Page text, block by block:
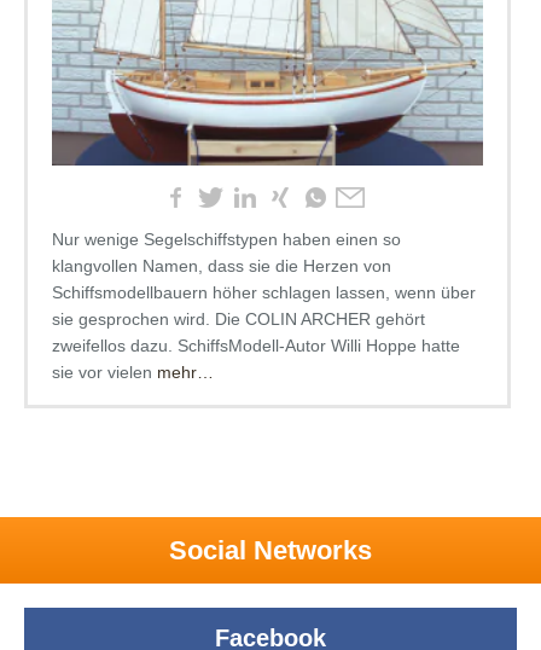
Nur wenige Segelschiffstypen haben einen so
klangvollen Namen, dass sie die Herzen von
Schiffsmodellbauern höher schlagen lassen, wenn über
sie gesprochen wird. Die COLIN ARCHER gehört
zweifellos dazu. SchiffsModell-Autor Willi Hoppe hatte
sie vor vielen mehr…
Social Networks
Facebook